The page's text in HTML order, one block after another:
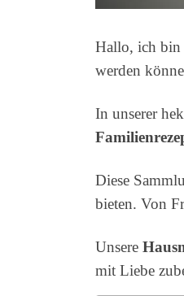
Hallo, ich bin
werden
In unserer
Diese
bieten. Von
Unsere
mit Liebe